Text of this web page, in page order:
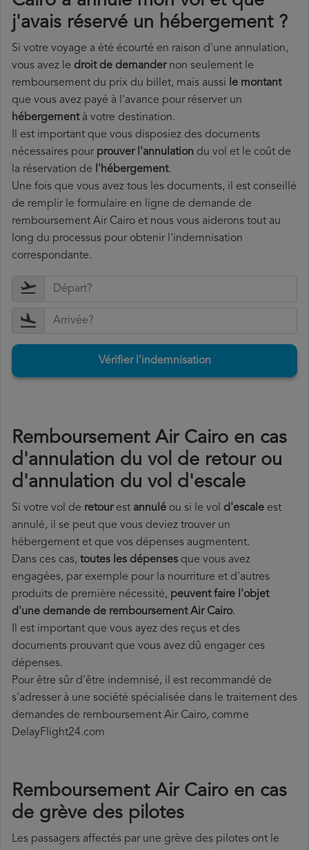
j'avais réservé un hébergement ?
Si votre voyage a été écourté en raison d'une annulation,
vous avez le droit de demandernon seulement le
remboursement du prix du billet, mais aussi le montant
que vous avez payé à l'avance pour réserver un
hébergementà votre destination.
Il est important que vous disposiez des documents
nécessaires pour prouver l'annulation du vol et le coût de
la réservation de l'hébergement.
Une fois que vous avez tous les documents, il est conseillé
de remplir le formulaire en ligne de demande de
remboursement Air Cairo et nous vous aiderons tout au
long du processus pour obtenir l'indemnisation
correspondante.
Vérifier l'indemnisation
Remboursement Air Cairo en cas
d'annulation du vol de retour ou
d'annulation du vol d'escale
Si votre vol de retourest annulé ou si le vol d'escale est
annulé, il se peut que vous deviez trouver un
hébergement et que vos dépenses augmentent.
Dans ces cas, toutes les dépenses que vous avez
engagées, par exemple pour la nourriture et d'autres
produits de première nécessité, peuvent faire l'objet
d'une demande de remboursement Air Cairo.
Il est important que vous ayez des reçus et des
documents prouvant que vous avez dû engager ces
dépenses.
Pour être sûr d'être indemnisé, il est recommandé de
s'adresser à une société spécialisée dans le traitement des
demandes de remboursement Air Cairo, comme
DelayFlight24.com
Remboursement Air Cairo en cas
de grève des pilotes
Les passagers affectés par une grève des pilotes ont le